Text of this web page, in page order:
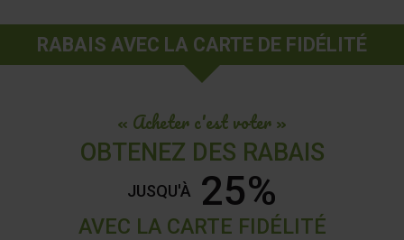
RABAIS AVEC LA CARTE DE FIDÉLITÉ
« Acheter c'est voter »
OBTENEZ DES RABAIS
JUSQU'À 25%
AVEC LA CARTE FIDÉLITÉ